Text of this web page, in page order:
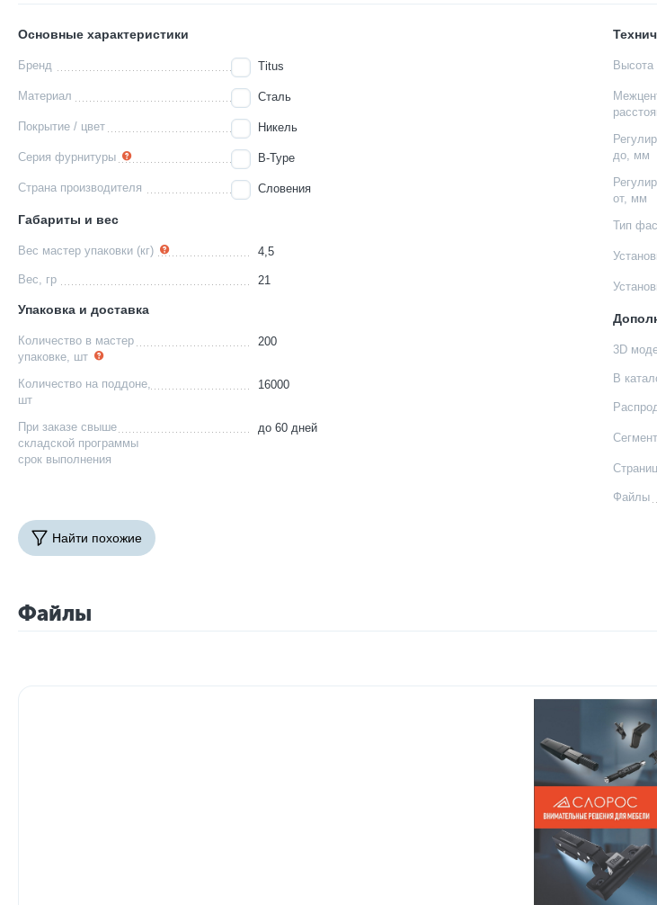
Основные характеристики
Бренд Titus
Материал Сталь
Покрытие / цвет Никель
Серия фурнитуры B-Type
Страна производителя Словения
Габариты и вес
Вес мастер упаковки (кг) 4,5
Вес, гр 21
Упаковка и доставка
Количество в мастер
упаковке, шт
200
Количество на поддоне,
шт
16000
При заказе свыше
складской программы
срок выполнения
до 60 дней
до, мм
от, мм
Тип
3D
В
Сегмент
Файлы
Найти похожие
Файлы